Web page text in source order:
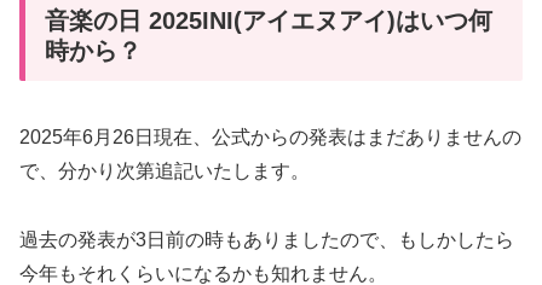
音楽の日 2025INI(アイエヌアイ)はいつ何
時から？
2025年6月26日現在、公式からの発表はまだありませんの
で、分かり次第追記いたします。
過去の発表が3日前の時もありましたので、もしかしたら
今年もそれくらいになるかも知れません。